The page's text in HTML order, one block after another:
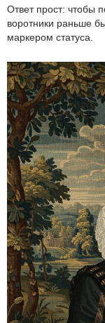
Ответ прост: чтобы
воротники раньше
маркером статуса.